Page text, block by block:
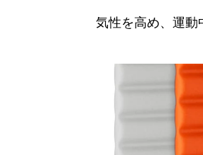
気性を高め、運動